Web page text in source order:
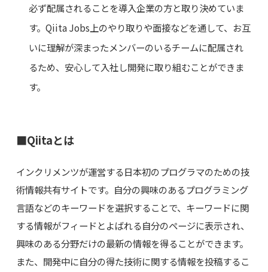
必ず配属されることを導入企業の方と取り決めていま
す。Qiita Jobs上のやり取りや面接などを通して、お互
いに理解が深まったメンバーのいるチームに配属され
るため、安心して入社し開発に取り組むことができま
す。
■Qiitaとは
インクリメンツが運営する日本初のプログラマのための技
術情報共有サイトです。自分の興味のあるプログラミング
言語などのキーワードを選択することで、キーワードに関
する情報がフィードとよばれる自分のページに表示され、
興味のある分野だけの最新の情報を得ることができます。
また、開発中に自分の得た技術に関する情報を投稿するこ